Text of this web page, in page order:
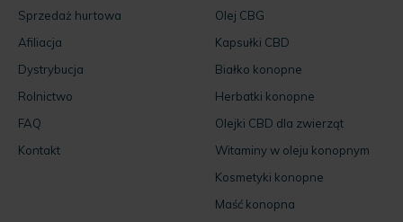
Sprzedaż hurtowa
Afiliacja
Dystrybucja
Rolnictwo
FAQ
Kontakt
Olej CBG
Kapsułki CBD
Białko konopne
Herbatki konopne
Olejki CBD dla zwierząt
Witaminy w oleju konopnym
Kosmetyki konopne
Maść konopna